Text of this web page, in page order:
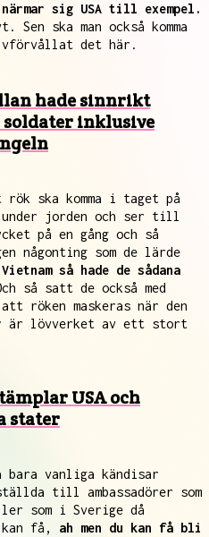
sig USA till exempel.
ska man också komma
det här.
hade sinnrikt
inklusive
rök ska komma i taget på
jorden och ser till
på en gång och så
någonting som de lärde
så hade de sådana
så satt de också med
röken maskeras när den
är lövverket av ett stort
USA och
stater
bara vanliga kändisar
till ambassadörer som
som i Sverige då
kan få, ah men du kan få bli